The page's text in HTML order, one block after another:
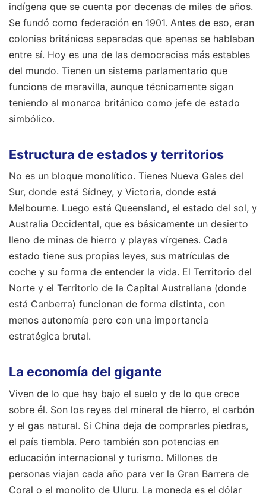
indígena que se cuenta por decenas de miles de años.
Se fundó como federación en 1901. Antes de eso, eran
colonias británicas separadas que apenas se hablaban
entre sí. Hoy es una de las democracias más estables
del mundo. Tienen un sistema parlamentario que
funciona de maravilla, aunque técnicamente sigan
teniendo al monarca británico como jefe de estado
simbólico.
Estructura de estados y territorios
No es un bloque monolítico. Tienes Nueva Gales del
Sur, donde está Sídney, y Victoria, donde está
Melbourne. Luego está Queensland, el estado del sol, y
Australia Occidental, que es básicamente un desierto
lleno de minas de hierro y playas vírgenes. Cada
estado tiene sus propias leyes, sus matrículas de
coche y su forma de entender la vida. El Territorio del
Norte y el Territorio de la Capital Australiana (donde
está Canberra) funcionan de forma distinta, con
menos autonomía pero con una importancia
estratégica brutal.
La economía del gigante
Viven de lo que hay bajo el suelo y de lo que crece
sobre él. Son los reyes del mineral de hierro, el carbón
y el gas natural. Si China deja de comprarles piedras,
el país tiembla. Pero también son potencias en
educación internacional y turismo. Millones de
personas viajan cada año para ver la Gran Barrera de
Coral o el monolito de Uluru. La moneda es el dólar